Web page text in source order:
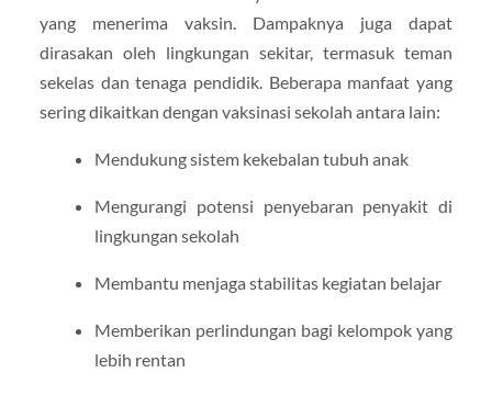
yang menerima vaksin. Dampaknya juga dapat
dirasakan oleh lingkungan sekitar, termasuk teman
sekelas dan tenaga pendidik. Beberapa manfaat yang
sering dikaitkan dengan vaksinasi sekolah antara lain:
Mendukung sistem kekebalan tubuh anak
Mengurangi potensi penyebaran penyakit di
lingkungan sekolah
Membantu menjaga stabilitas kegiatan belajar
Memberikan perlindungan bagi kelompok yang
lebih rentan